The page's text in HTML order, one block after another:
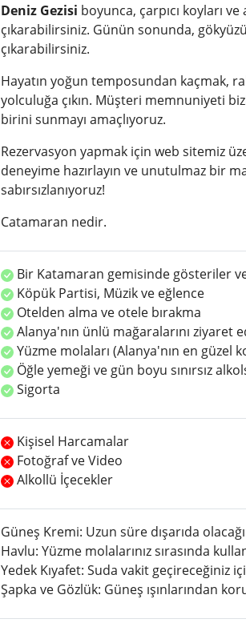
Deniz Gezisi boyunca, çarpıcı koyları
çıkarabilirsiniz. Günün sonunda,
çıkarabilirsiniz.
Hayatın yoğun temposundan kaçmak,
yolculuğa çıkın. Müşteri memnuniyeti
birini sunmayı amaçlıyoruz.
Rezervasyon yapmak için web sitemiz
deneyime hazırlayın ve unutulmaz bir
sabırsızlanıyoruz!
Catamaran nedir.
Bir Katamaran gemisinde gösteriler
Köpük Partisi, Müzik ve eğlence
Otelden alma ve otele bırakma
Alanya'nın ünlü mağaralarını ziyaret
Yüzme molaları (Alanya'nın en güzel
Öğle yemeği ve gün boyu sınırsız
Sigorta
Kişisel Harcamalar
Fotoğraf ve Video
Alkollü İçecekler
Güneş Kremi: Uzun süre dışarıda
Havlu: Yüzme molalarınız sırasında
Yedek Kıyafet: Suda vakit geçireceğiniz
Şapka ve Gözlük: Güneş ışınlarından